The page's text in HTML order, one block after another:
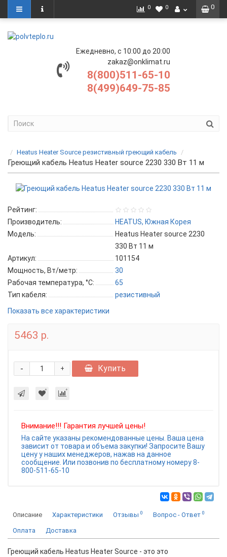
0
0 0
Ежедневно, с 10:00 до 20:00
zakaz@onklimat.ru
8(800)511-65-10
8(499)649-75-85
Heatus Heater Source резистивный греющий кабель
Греющий кабель Heatus Heater source 2230 330 Вт 11 м
Рейтинг:
Производитель:
HEATUS, Южная Корея
Модель:
Heatus Heater source 2230
330 Вт 11 м
Артикул:
101154
Мощность, Вт/метр:
30
Рабочая температура, °C:
65
Тип кабеля:
резистивный
Показать все характеристики
5463 р.
+
- Купить
Внимание!!! Гарантия лучшей цены!
На сайте указаны рекомендованные цены. Ваша цена
зависит от товара и объема закупки! Запросите Вашу
цену у наших менеджеров, нажав на данное
сообщение. Или позвонив по бесплатному номеру 8-
800-511-65-10
Описание Характеристики Отзывы 0 Вопрос - Ответ 0
Оплата Доставка
Греющий кабель Heatus Heater Source - это это